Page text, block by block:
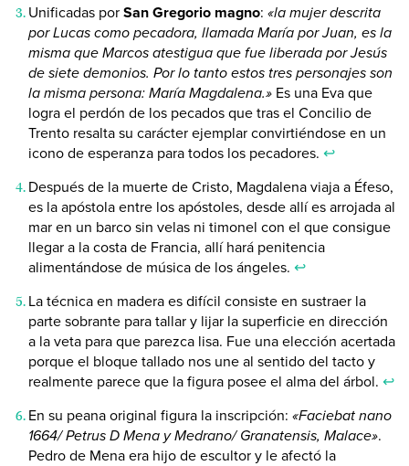
Unificadas por San Gregorio magno: «la mujer descrita
por Lucas como pecadora, llamada María por Juan, es la
misma que Marcos atestigua que fue liberada por Jesús
de siete demonios. Por lo tanto estos tres personajes son
la misma persona: María Magdalena.» Es una Eva que
logra el perdón de los pecados que tras el Concilio de
Trento resalta su carácter ejemplar convirtiéndose en un
icono de esperanza para todos los pecadores. ↩
Después de la muerte de Cristo, Magdalena viaja a Éfeso,
es la apóstola entre los apóstoles, desde allí es arrojada al
mar en un barco sin velas ni timonel con el que consigue
llegar a la costa de Francia, allí hará penitencia
alimentándose de música de los ángeles. ↩
La técnica en madera es difícil consiste en sustraer la
parte sobrante para tallar y lijar la superficie en dirección
a la veta para que parezca lisa. Fue una elección acertada
porque el bloque tallado nos une al sentido del tacto y
realmente parece que la figura posee el alma del árbol. ↩
En su peana original figura la inscripción: «Faciebat nano
1664/ Petrus D Mena y Medrano/ Granatensis, Malace».
Pedro de Mena era hijo de escultor y le afectó la